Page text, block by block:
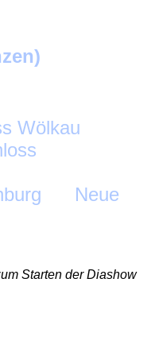
Neue
Starten der Diashow